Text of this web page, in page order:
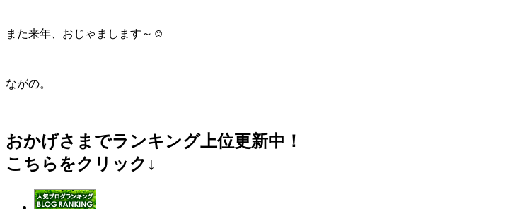
また来年、おじゃまします～☺
ながの。
おかげさまでランキング上位更新中！
こちらをクリック↓